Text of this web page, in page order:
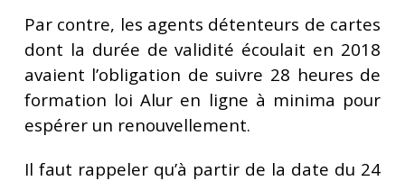
Par contre, les agents détenteurs de cartes
dont la durée de validité écoulait en 2018
avaient l’obligation de suivre 28 heures de
formation loi Alur en ligne à minima pour
espérer un renouvellement.
Il faut rappeler qu’à partir de la date du 24